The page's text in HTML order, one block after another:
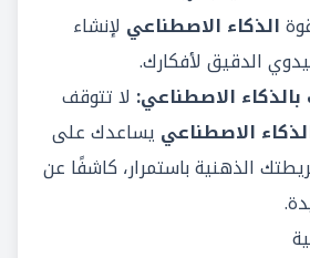
الذكاء الاصطناعي لإنشاء
الدقيق لأفكارك.
الاصطناعي: لا تتوقف
الاصطناعي يساعدك على
الذهنية باستمرار، كاشفًا عن